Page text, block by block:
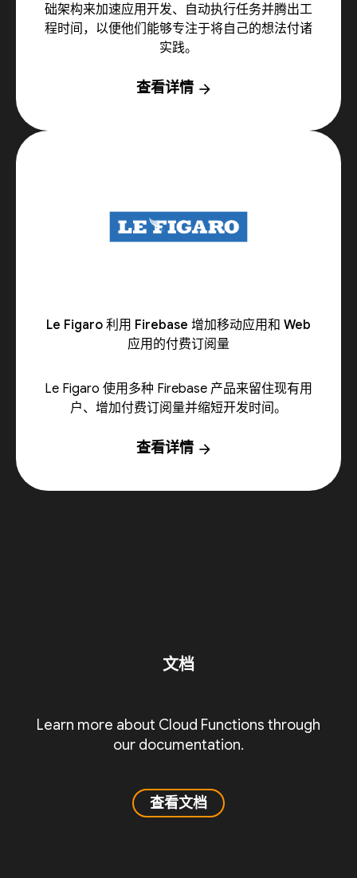
础架构来加速应用开发、自动执行任务并腾出工
程时间，以便他们能够专注于将自己的想法付诸
实践。
查看详情 arrow_forward
Le Figaro 利用 Firebase 增加移动应用和 Web
应用的付费订阅量
Le Figaro 使用多种 Firebase 产品来留住现有用
户、增加付费订阅量并缩短开发时间。
查看详情 arrow_forward
文档
Learn more about Cloud Functions through
our documentation.
查看文档